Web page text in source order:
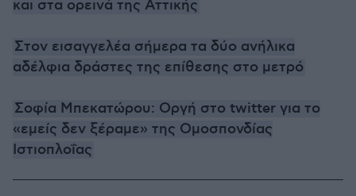
και στα ορεινά της Αττικής
Στον εισαγγελέα σήμερα τα δύο ανήλικα
αδέλφια δράστες της επίθεσης στο μετρό
Σοφία Μπεκατώρου: Οργή στο twitter για το
«εμείς δεν ξέραμε» της Ομοσπονδίας
Ιστιοπλοΐας